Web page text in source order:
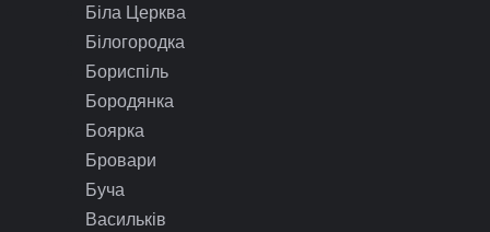
Біла Церква
Білогородка
Бориспіль
Бородянка
Боярка
Бровари
Буча
Васильків